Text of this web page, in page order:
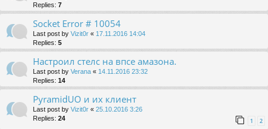
Replies: 7
Socket Error # 10054
Last post by Vizit0r « 17.11.2016 14:04
Replies: 5
Настроил стелс на впсе амазона.
Last post by Verana « 14.11.2016 23:32
Replies: 14
PyramidUO и их клиент
Last post by Vizit0r « 25.10.2016 3:26
Replies: 24 1 2